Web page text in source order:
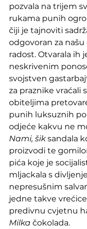
pozvala na trijem
rukama punih
čiji je tajnoviti
odgovoran za
radost. Otvarala ih
neskrivenim
svojstven
za praznike vraćali
obiteljima
punih luksuznih
odjeće kakvu ne
Nami, šik sandala
proizvodi te
pića koje je
mljackala s
nepresušnim
jedne takve
predivnu cvjetnu
Milka čokolada.